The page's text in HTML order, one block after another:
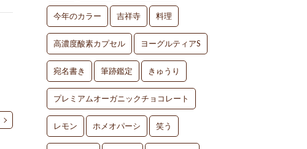
今年のカラー 吉祥寺 料理
高濃度酸素カプセル ヨーグルティアS
宛名書き 筆跡鑑定 きゅうり
プレミアムオーガニックチョコレート
レモン ホメオパーシ 笑う